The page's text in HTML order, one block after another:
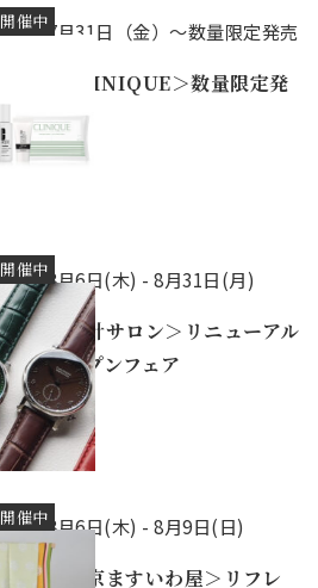
開催中7月31日（金）～数量限定発売
＜CLINIQUE＞数量限定発
売
開催中8月6日(木) -8月31日(月)
＜時計サロン＞リニューアル
オープンフェア
開催中8月6日(木) -8月9日(日)
＜東京ますいわ屋＞リフレ